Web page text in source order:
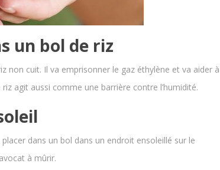
un bol de riz
non cuit. Il va emprisonner le gaz éthylène et va aider à
agit aussi comme une barrière contre l’humidité.
dans un bol dans un endroit ensoleillé sur le
à mûrir.